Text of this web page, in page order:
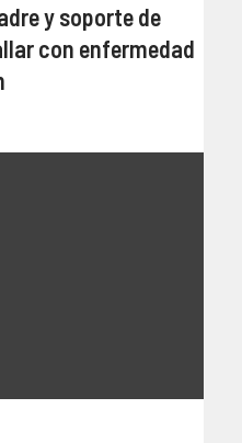
y soporte de
con enfermedad